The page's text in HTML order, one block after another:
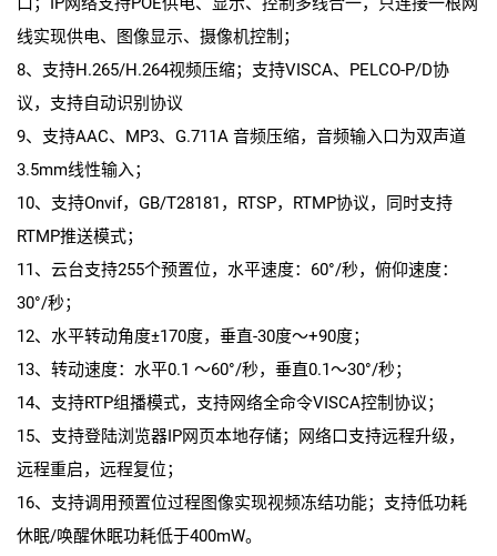
线实现供电、图像显示、摄像机控制；
8、支持H.265/H.264视频压缩；支持VISCA、PELCO-P/D协
议，支持自动识别协议
9、支持AAC、MP3、G.711A 音频压缩，音频输入口为双声道
3.5mm线性输入；
10、支持Onvif，GB/T28181，RTSP，RTMP协议，同时支持
RTMP推送模式；
11、云台支持255个预置位，水平速度：60°/秒，俯仰速度：
30°/秒；
12、水平转动角度±170度，垂直-30度～+90度；
13、转动速度：水平0.1 ～60°/秒，垂直0.1～30°/秒；
14、支持RTP组播模式，支持网络全命令VISCA控制协议；
15、支持登陆浏览器IP网页本地存储；网络口支持远程升级，
远程重启，远程复位；
16、支持调用预置位过程图像实现视频冻结功能；支持低功耗
休眠/唤醒休眠功耗低于400mW。